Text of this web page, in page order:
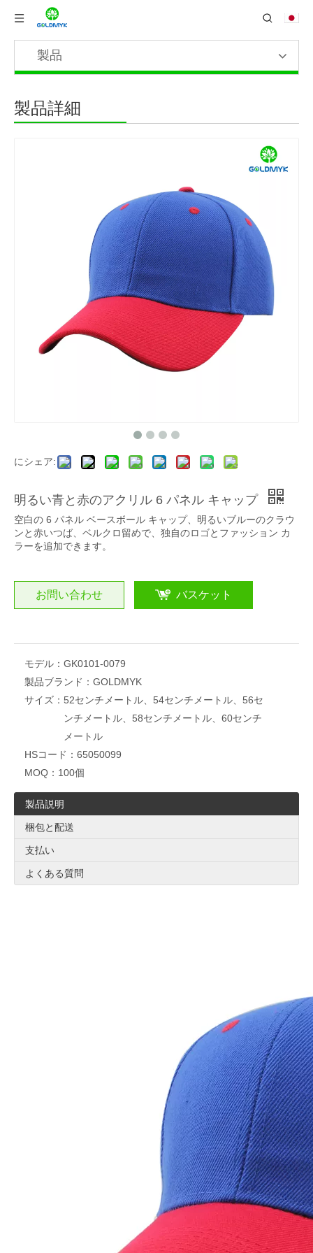
製品
製品詳細
にシェア:
明るい青と赤のアクリル 6 パネル キャップ
空白の 6 パネル ベースボール キャップ、明るいブルーのクラウ
ンと赤いつば、ベルクロ留めで、独自のロゴとファッション カ
ラーを追加できます。
お問い合わせ バスケット
モデル： GK0101-0079
製品ブランド： GOLDMYK
サイズ： 52センチメートル、54センチメートル、56セ
ンチメートル、58センチメートル、60センチ
メートル
HSコード： 65050099
MOQ： 100個
製品説明
梱包と配送
支払い
よくある質問